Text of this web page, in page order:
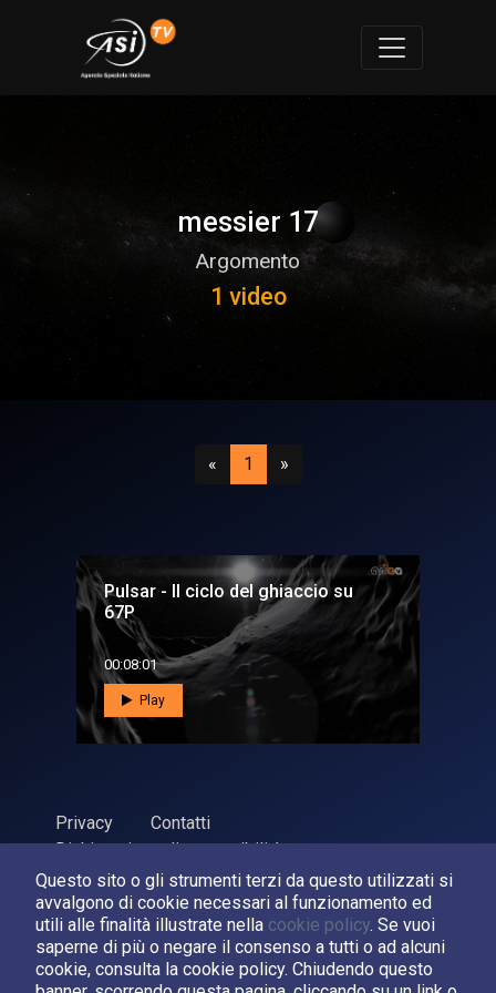
Questo sito o gli strumenti terzi da questo utilizzati si
avvalgono di cookie necessari al funzionamento ed
utili alle finalità illustrate nella cookie policy. Se vuoi
saperne di più o negare il consenso a tutti o ad alcuni
cookie, consulta la cookie policy. Chiudendo questo
messier 17
Argomento
1 video
«Precedente
1 (attuale)
»Successivo
Pulsar - Il ciclo del ghiaccio su
67P
00:08:01
Play
Privacy
Contatti
Dichiarazione di accessibilità
ASI Agenzia Spaziale Italiana, 2026. P.Iva 03638121008
Sviluppato daLPM
Seguici su: